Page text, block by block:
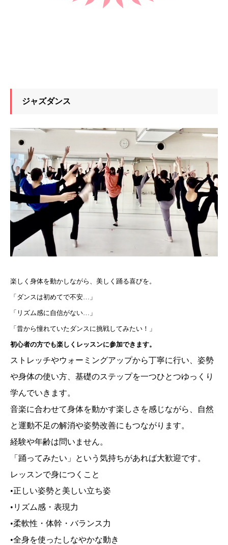
ジャズダンス
楽しく身体を動かしながら、美しく踊る喜びを。
「ダンスは初めてで不安…」
「リズム感に自信がない…」
「昔から憧れていたダンスに挑戦してみたい！」
初心者の方でも楽しくレッスンに参加できます。
ストレッチやウォーミングアップから丁寧に行い、姿勢
や身体の使い方、基礎のステップを一つひとつゆっくり
学んでいきます。
音楽に合わせて身体を動かす楽しさを感じながら、自然
と運動不足の解消や姿勢改善にもつながります。
経験や年齢は問いません。
「踊ってみたい」という気持ちがあれば大歓迎です。
レッスンで身につくこと
•正しい姿勢と美しい立ち姿
•リズム感・表現力
•柔軟性・体幹・バランス力
•全身を使ったしなやかな動き